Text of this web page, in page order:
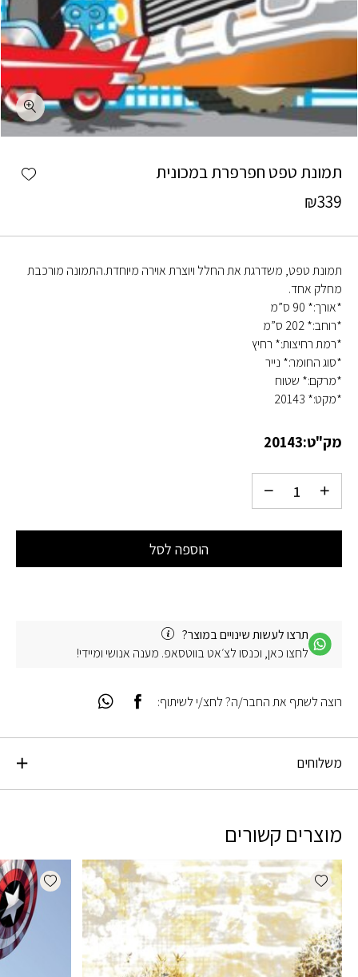
תמונת טפט חפרפרת במכונית
₪339
תמונת טפט, משדרגת את החלל ויוצרת אוירה מיוחדת.התמונה מורכבת
מחלק אחד.
*אורך:* 90 ס”מ
*רוחב:* 202 ס”מ
*רמת רחיצות:* רחיץ
*סוג החומר:* נייר
*מרקם:* שטוח
*מקט:* 20143
מק"ט:20143
הוספה לסל
תרצו לעשות שינויים במוצר?
לחצו כאן, וכנסו לצ׳אט בווטסאפ. מענה אנושי ומיידי!
משלוחים
רוצה לשתף את החבר/ה? לחצ/י לשיתוף:
מוצרים קשורים
Add wishlist
wishlist